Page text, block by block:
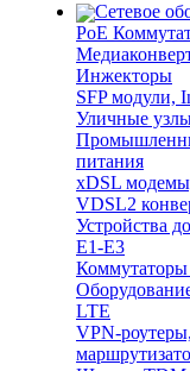
Сетевое
PoE
Инжекторы
SFP модули,
Уличные
питания
xDSL
VDSL2
Устройства
E1-E3
Коммутаторы
LTE
VPN-